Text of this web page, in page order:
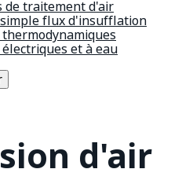
de traitement d'air
simple flux d'insufflation
et à eau
d'air